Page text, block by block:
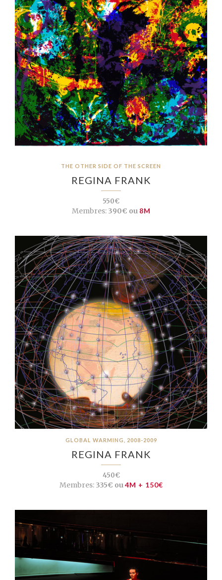
THE OTHER SIDE OF THE SCREEN
REGINA FRANK
550€
Membres:390€ ou 8M
GLOBAL WARMING, 2008-2009
REGINA FRANK
450€
Membres:335€ ou4M + 150€